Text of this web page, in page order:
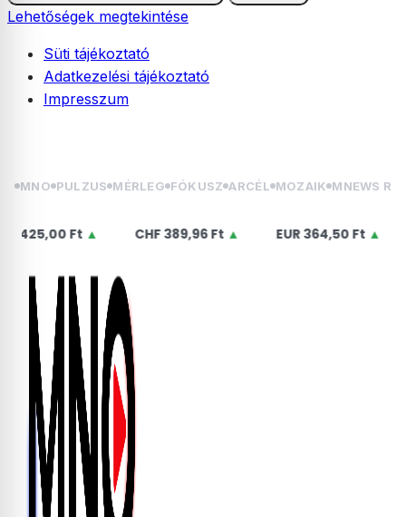
Lehetőségek megtekintése
Süti tájékoztató
Adatkezelési tájékoztató
Impresszum
content
MNO PULZUS MÉRLEG FÓKUSZ ARCÉL MOZAIK MNEWS
Ft▲ CHF 389,96 Ft▲ EUR 364,50 Ft▲ USD